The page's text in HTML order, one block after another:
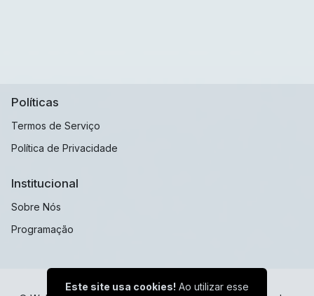
Políticas
Termos de Serviço
Política de Privacidade
Institucional
Sobre Nós
Programação
Este site usa cookies! Ao utilizar esse